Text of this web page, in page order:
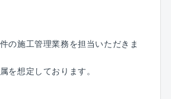
の施工管理業務を担当いただきま
を想定しております。